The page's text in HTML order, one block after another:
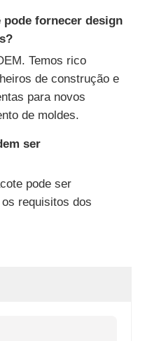
pode fornecer design
Temos rico
de construção e
para novos
de moldes.
ser
pode ser
requisitos dos